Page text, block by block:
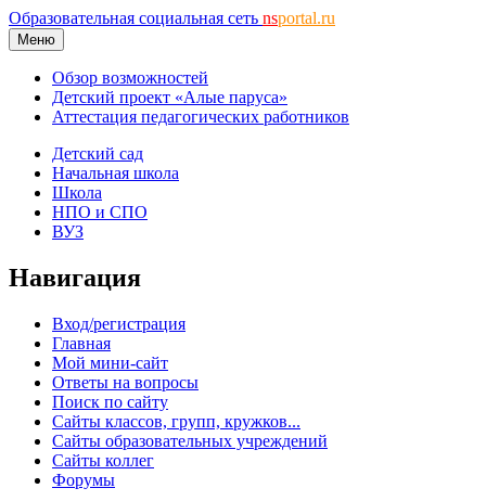
Образовательная социальная сеть nsportal.ru
Меню
Обзор возможностей
Детский проект «Алые паруса»
Аттестация педагогических работников
Детский сад
Начальная школа
Школа
НПО и СПО
ВУЗ
Навигация
Вход/регистрация
Главная
Мой мини-сайт
Ответы на вопросы
Поиск по сайту
Сайты классов, групп, кружков...
Сайты образовательных учреждений
Сайты коллег
Форумы